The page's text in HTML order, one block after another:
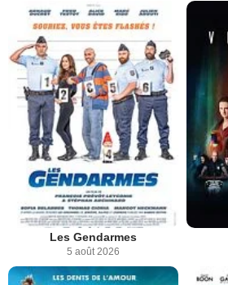
Les Gendarmes
5 août 2026